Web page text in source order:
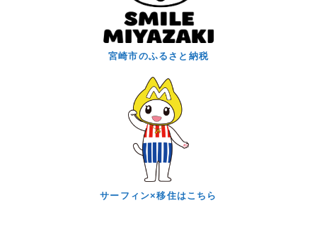
宮崎市のふるさと納税
サーフィン×移住はこちら